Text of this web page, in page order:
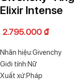
Elixir Intense
2.795.000₫
Nhãn hiệu:Givenchy
Giới tính:Nữ
Xuất xứ:Pháp